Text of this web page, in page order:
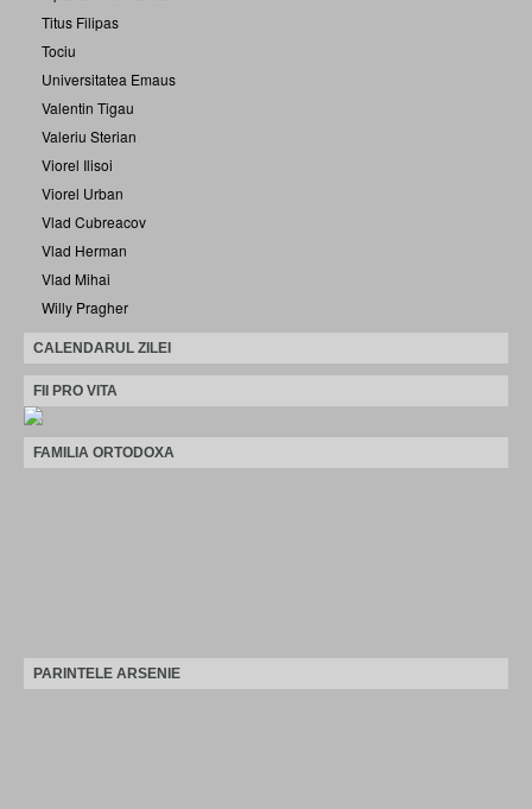
Titus Filipas
Tociu
Universitatea Emaus
Valentin Tigau
Valeriu Sterian
Viorel Ilisoi
Viorel Urban
Vlad Cubreacov
Vlad Herman
Vlad Mihai
Willy Pragher
CALENDARUL ZILEI
FII PRO VITA
FAMILIA ORTODOXA
PARINTELE ARSENIE